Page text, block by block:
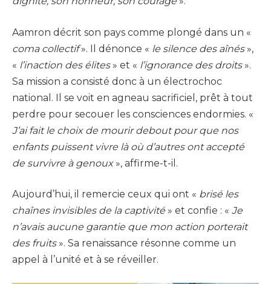
Aamron décrit son pays comme plongé dans un «
coma collectif». Il dénonce « le silence des aînés»,
« l’inaction des élites» et « l’ignorance des droits».
Sa mission a consisté donc à un électrochoc
national. Il se voit en agneau sacrificiel, prêt à tout
perdre pour secouer les consciences endormies. «
J’ai fait le choix de mourir debout pour que nos
enfants puissent vivre là où d’autres ont accepté
de survivre à genoux», affirme-t-il.
Aujourd’hui, il remercie ceux qui ont « brisé les
chaînes invisibles de la captivité » et confie : « Je
n’avais aucune garantie que mon action porterait
des fruits». Sa renaissance résonne comme un
appel à l’unité et à se réveiller.